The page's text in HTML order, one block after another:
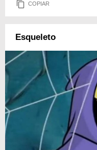
COPIAR
Esqueleto